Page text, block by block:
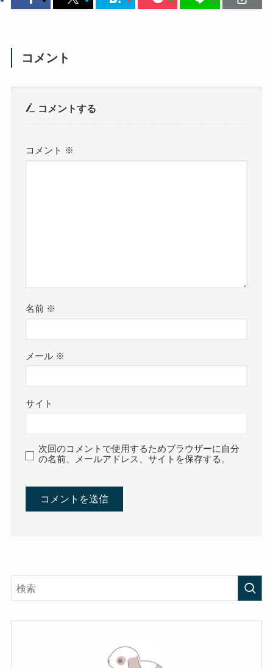
コメント
コメントする
コメント ※
名前 ※
メール ※
サイト
次回のコメントで使用するためブラウザーに自分
の名前、メールアドレス、サイトを保存する。